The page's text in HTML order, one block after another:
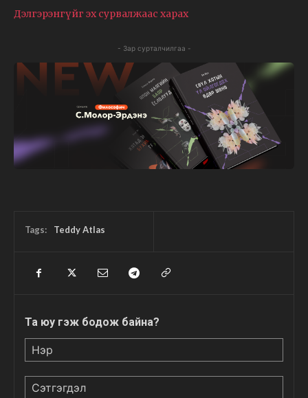
Дэлгэрэнгүйг эх сурвалжаас харах
- Зар сурталчилгаа -
Tags: Teddy Atlas
Та юу гэж бодож байна?